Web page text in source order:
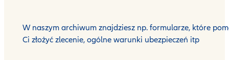
W naszym archiwum znajdziesz np. formularze, które
Ci złożyć zlecenie, ogólne warunki ubezpieczeń itp